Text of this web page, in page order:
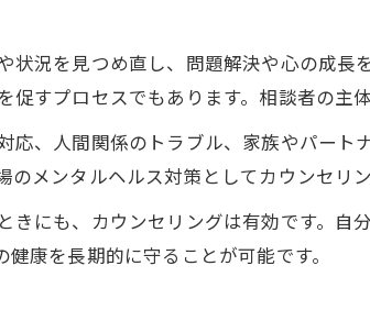
況を見つめ直し、問題解決や心の成長
すプロセスでもあります。相談者の主
、人間関係のトラブル、家族やパート
メンタルヘルス対策としてカウンセリ
にも、カウンセリングは有効です。自
康を長期的に守ることが可能です。